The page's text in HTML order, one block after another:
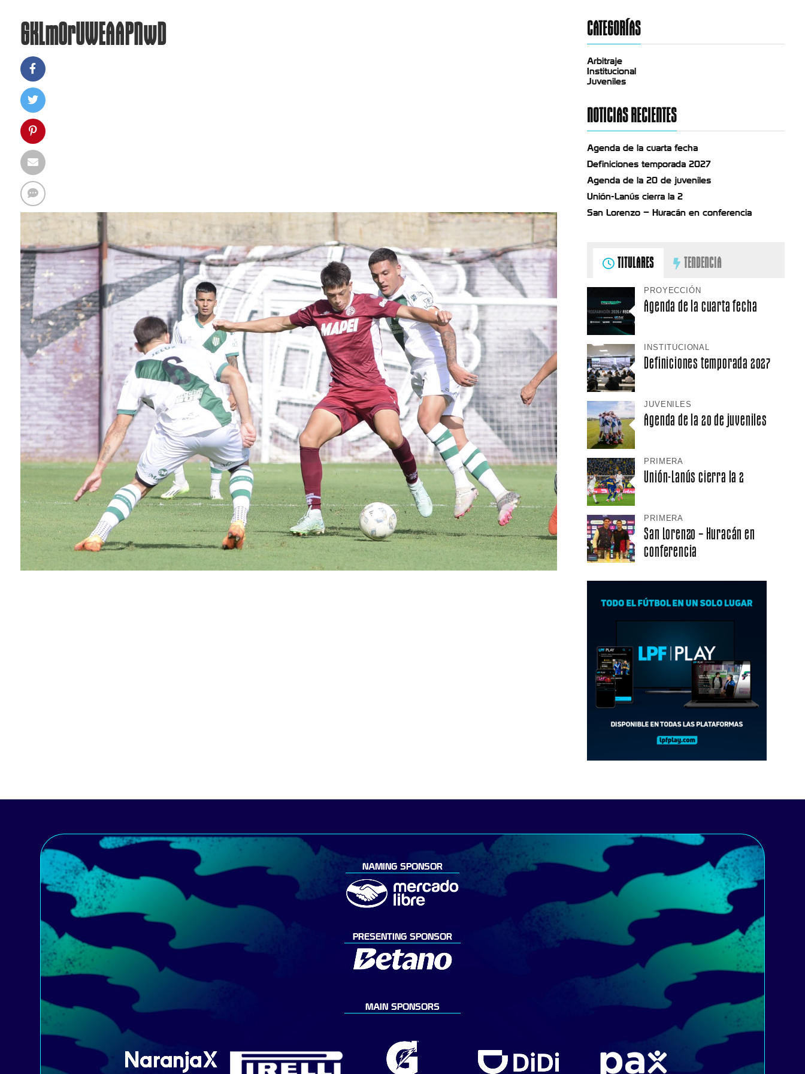
GKLmOrUWEAAPNwD CATEGORÍAS
Arbitraje
Institucional
Juveniles
NOTICIAS RECIENTES
Agenda de la cuarta fecha
Definiciones temporada 2027
Agenda de la 20 de juveniles
Unión-Lanús cierra la 2
San Lorenzo – Huracán en conferencia
TITULARES TENDENCIA
PROYECCIÓN
Agenda de la cuarta fecha
INSTITUCIONAL
Definiciones temporada 2027
JUVENILES
Agenda de la 20 de juveniles
PRIMERA
Unión-Lanús cierra la 2
PRIMERA
San Lorenzo – Huracán en
conferencia
NAMING SPONSOR
PRESENTING SPONSOR
MAIN SPONSORS